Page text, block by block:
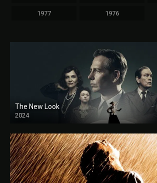
1977 1976
The New Look
2024